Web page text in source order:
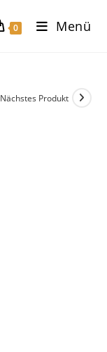
0 Menü
Nächstes Produkt